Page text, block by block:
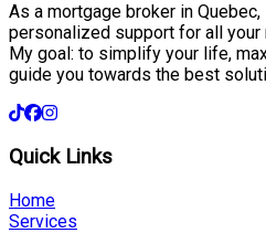
As a mortgage broker in
personalized support for all your
My goal: to simplify your life,
guide you towards the best
Quick Links
Home
Services